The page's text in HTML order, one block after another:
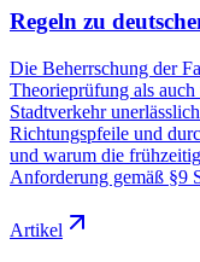
Regeln zu
Die Beherrschung der
Theorieprüfung als auch
Stadtverkehr
Richtungspfeile und
und warum die
Anforderung gemäß §9
Artikel